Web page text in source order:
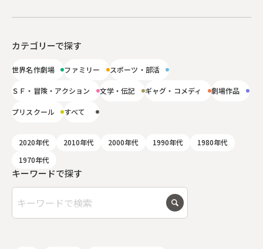
キーワードで探す
カテゴリーで探す
世界名作劇場 ファミリー スポーツ・部活
ＳＦ・冒険・アクション 文学・伝記 ギャグ・コメディ 劇場作品
プリスクール すべて
2020年代 2010年代 2000年代 1990年代
1980年代
1970年代